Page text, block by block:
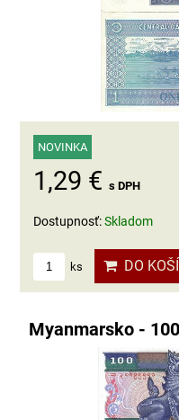
NOVINKA
1,29 € s DPH
Dostupnosť:Skladom
ks DO
Myanmarsko -